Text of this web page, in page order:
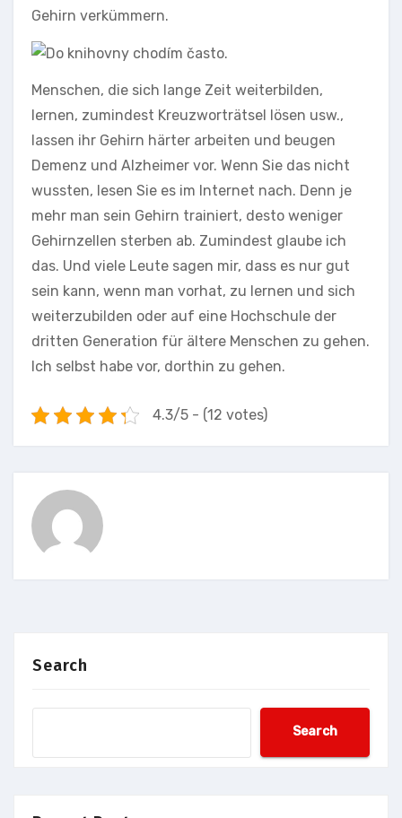
Gehirn verkümmern.
Menschen, die sich lange Zeit weiterbilden,
lernen, zumindest Kreuzworträtsel lösen usw.,
lassen ihr Gehirn härter arbeiten und beugen
Demenz und Alzheimer vor. Wenn Sie das nicht
wussten, lesen Sie es im Internet nach. Denn je
mehr man sein Gehirn trainiert, desto weniger
Gehirnzellen sterben ab. Zumindest glaube ich
das. Und viele Leute sagen mir, dass es nur gut
sein kann, wenn man vorhat, zu lernen und sich
weiterzubilden oder auf eine Hochschule der
dritten Generation für ältere Menschen zu gehen.
Ich selbst habe vor, dorthin zu gehen.
4.3/5 - (12 votes)
Search
Search